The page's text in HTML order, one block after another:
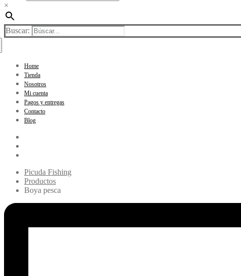
×
Buscar:
Home
Tienda
Nosotros
Mi cuenta
Pagos y entregas
Contacto
Blog
Picuda Fishing
Productos
Boya pesca